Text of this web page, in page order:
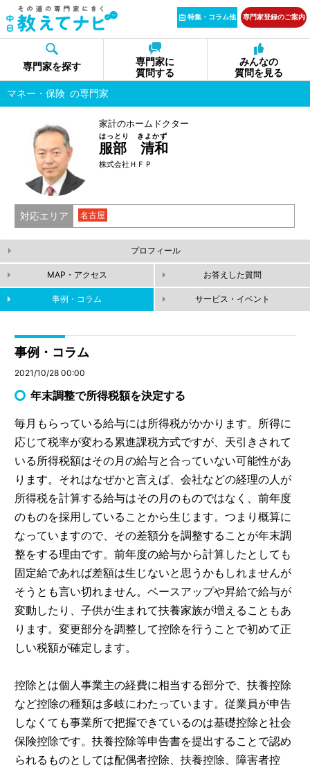
特集・コラム他 専門家登録のご案内
専門家を探す
専門家に
質問する
みんなの
質問を見る
マネー・保険 の専門家
家計のホームドクター
服部 清和
はっとり きよかず
株式会社ＨＦＰ
対応エリア 名古屋
プロフィール
MAP・アクセス お答えした質問
事例・コラム サービス・イベント
事例・コラム
2021/10/28 00:00
年末調整で所得税額を決定する
毎月もらっている給与には所得税がかかります。所得に
応じて税率が変わる累進課税方式ですが、天引きされて
いる所得税額はその月の給与と合っていない可能性があ
ります。それはなぜかと言えば、会社などの経理の人が
所得税を計算する給与はその月のものではなく、前年度
のものを採用していることから生じます。つまり概算に
なっていますので、その差額分を調整することが年末調
整をする理由です。前年度の給与から計算したとしても
固定給であれば差額は生じないと思うかもしれませんが
そうとも言い切れません。ベースアップや昇給で給与が
変動したり、子供が生まれて扶養家族が増えることもあ
ります。変更部分を調整して控除を行うことで初めて正
しい税額が確定します。
控除とは個人事業主の経費に相当する部分で、扶養控除
など控除の種類は多岐にわたっています。従業員が申告
しなくても事業所で把握できているのは基礎控除と社会
保険控除です。扶養控除等申告書を提出することで認め
られるものとしては配偶者控除、扶養控除、障害者控